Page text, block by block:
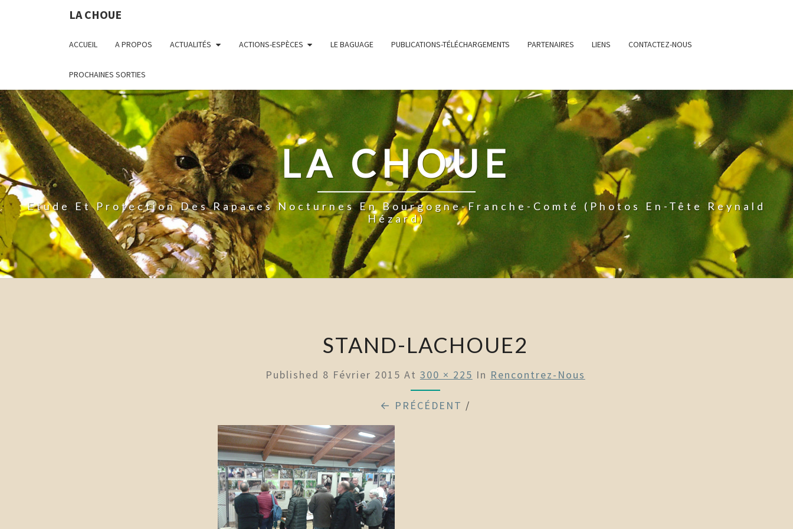
LA CHOUE
ACCUEIL A PROPOS ACTUALITÉS ACTIONS-ESPÈCES LE BAGUAGE PUBLICATIONS-TÉLÉCHARGEMENTS PARTENAIRES LIENS CONTACTEZ-NOUS
PROCHAINES SORTIES
LA CHOUE
Etude Et Protection Des Rapaces Nocturnes En Bourgogne-Franche-Comté (photos En-Tête Reynald
Hézard)
STAND-LACHOUE2
Published 8 Février 2015 At 300 × 225 In Rencontrez-Nous
← PRÉCÉDENT /